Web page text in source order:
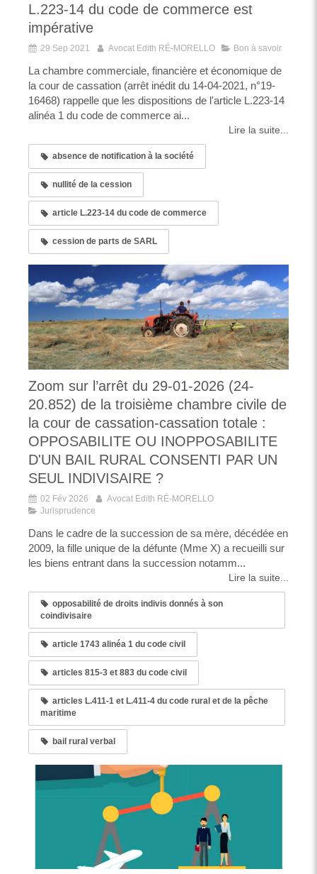
L.223-14 du code de commerce est
impérative
29 Sep 2021 Avocat Edith RÉ-MORELLO Bon à savoir
La chambre commerciale, financière et économique de
la cour de cassation (arrêt inédit du 14-04-2021, n°19-
16468) rappelle que les dispositions de l'article L.223-14
alinéa 1 du code de commerce ai...
Lire la suite...
absence de notification à la société
nullité de la cession
article L.223-14 du code de commerce
cession de parts de SARL
Zoom sur l’arrêt du 29-01-2026 (24-
20.852) de la troisième chambre civile de
la cour de cassation-cassation totale :
OPPOSABILITE OU INOPPOSABILITE
D'UN BAIL RURAL CONSENTI PAR UN
SEUL INDIVISAIRE ?
02 Fév 2026
Avocat Edith RÉ-MORELLO
Jurisprudence
Dans le cadre de la succession de sa mère, décédée en
2009, la fille unique de la défunte (Mme X) a recueilli sur
les biens entrant dans la succession notamm...
Lire la suite...
opposabilité de droits indivis donnés à son
coindivisaire
article 1743 alinéa 1 du code civil
articles 815-3 et 883 du code civil
articles L.411-1 et L.411-4 du code rural et de la pêche
maritime
bail rural verbal